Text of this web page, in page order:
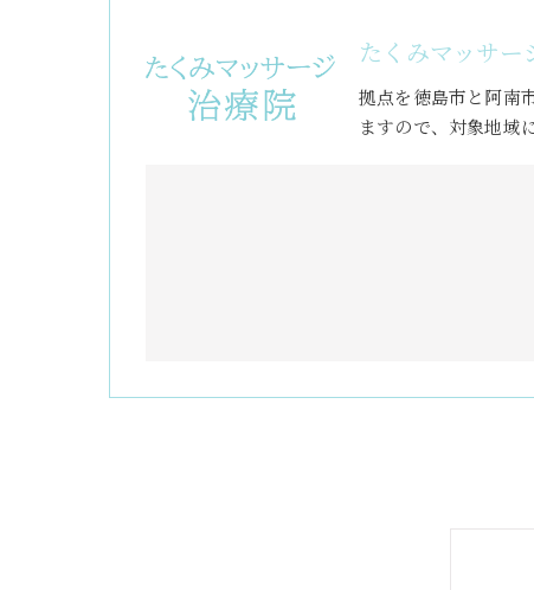
たくみマッサー
拠点を徳島市と阿南
ますので、対象地域